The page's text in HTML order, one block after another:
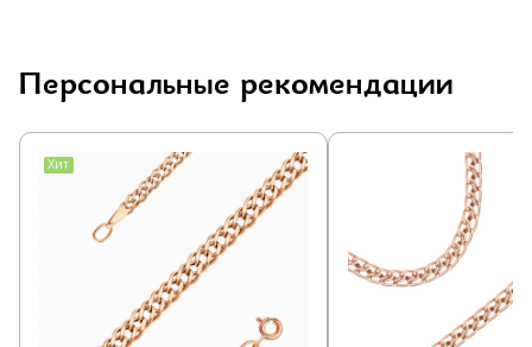
Персональные рекомендации